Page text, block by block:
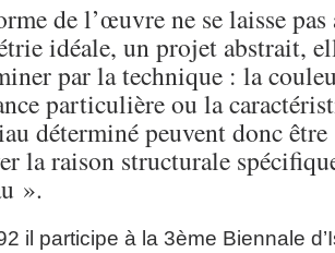
de l’œuvre ne se laisse
idéale, un projet abstrait,
par la technique : la
particulière ou la
déterminé peuvent donc
la raison structurale
».
il participe à la 3ème Biennale